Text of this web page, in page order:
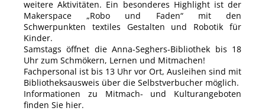
weitere Aktivitäten. Ein besonderes Highlight ist der
Makerspace „Robo und Faden“ mit den
Schwerpunkten textiles Gestalten und Robotik für
Kinder.
Samstags öffnet die Anna-Seghers-Bibliothek bis 18
Uhr zum Schmökern, Lernen und Mitmachen!
Fachpersonal ist bis 13 Uhr vor Ort, Ausleihen sind mit
Bibliotheksausweis über die Selbstverbucher möglich.
Informationen zu Mitmach- und Kulturangeboten
finden Sie hier.